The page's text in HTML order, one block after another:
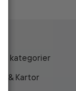
kategorier
& Kartor